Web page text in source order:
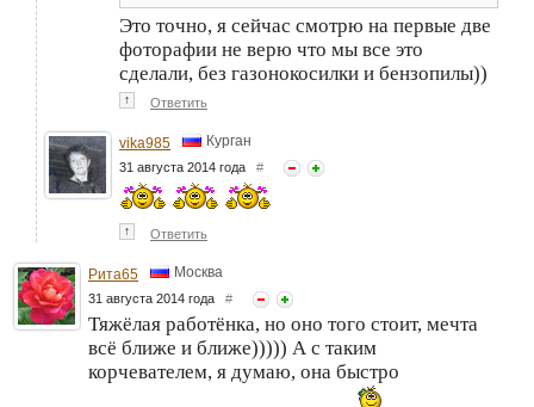
Это точно, я сейчас смотрю на первые две
фоторафии не верю что мы все это
сделали, без газонокосилки и бензопилы))
↑ Ответить
vika985 Курган
31 августа 2014 года #
↑ Ответить
Рита65 Москва
31 августа 2014 года #
Тяжёлая работёнка, но оно того стоит, мечта
всё ближе и ближе))))) А с таким
корчевателем, я думаю, она быстро